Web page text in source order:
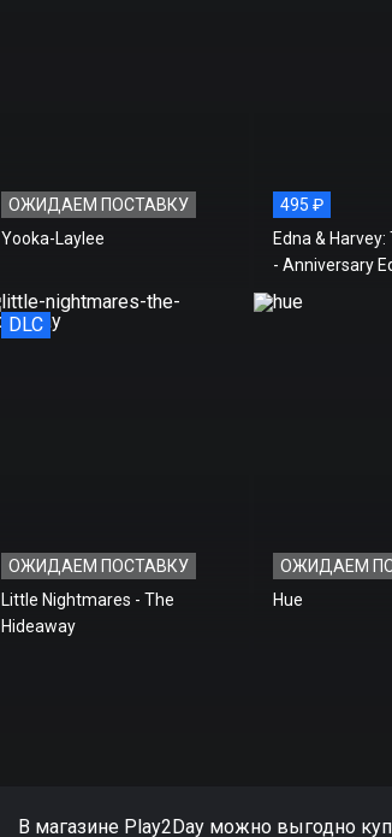
ОЖИДАЕМ ПОСТАВКУ
Yooka-Laylee
495 ₽
Edna &
- Anniversary
DLC
ОЖИДАЕМ ПОСТАВКУ
Little Nightmares - The
Hideaway
ОЖИДАЕМ
Hue
В магазине Play2Day можно выгодно